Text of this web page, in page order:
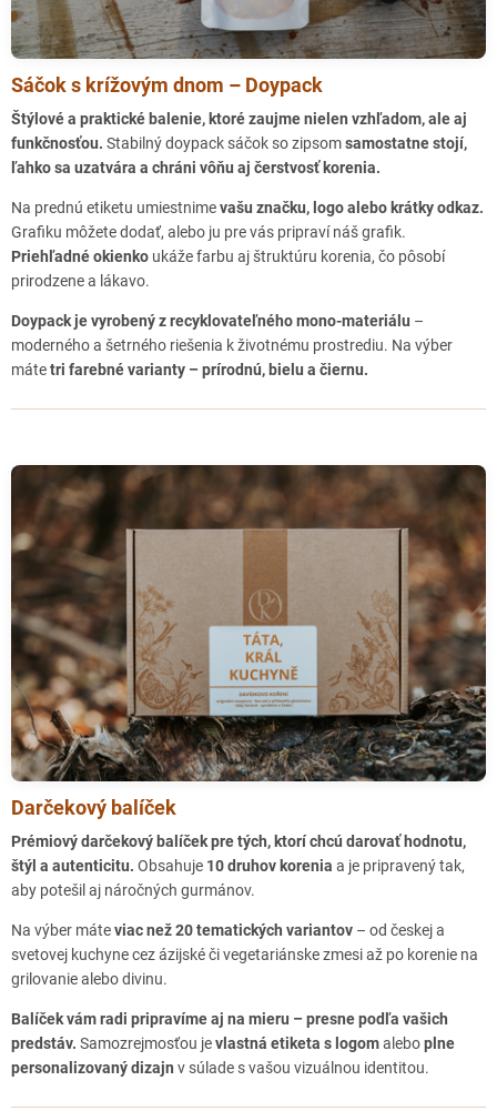
Sáčok s krížovým dnom – Doypack
Štýlové a praktické balenie, ktoré zaujme nielen vzhľadom, ale aj
funkčnosťou. Stabilný doypack sáčok so zipsomsamostatne stojí,
ľahko sa uzatvára a chráni vôňu aj čerstvosť korenia.
Na prednú etiketu umiestnimevašu značku, logo alebo krátky odkaz.
Grafiku môžete dodať, alebo ju pre vás pripraví náš grafik.
Priehľadné okienko ukáže farbu aj štruktúru korenia, čo pôsobí
prirodzene a lákavo.
Doypack je vyrobený z recyklovateľného mono-materiálu –
moderného a šetrného riešenia k životnému prostrediu. Na výber
mátetri farebné varianty – prírodnú, bielu a čiernu.
Darčekový balíček
Prémiový darčekový balíček pre tých, ktorí chcú darovať hodnotu,
štýl a autenticitu. Obsahuje 10 druhov korenia a je pripravený tak,
aby potešil aj náročných gurmánov.
Na výber máteviac než 20 tematických variantov – od českej a
svetovej kuchyne cez ázijské či vegetariánske zmesi až po korenie na
grilovanie alebo divinu.
Balíček vám radi pripravíme aj na mieru – presne podľa vašich
predstáv. Samozrejmosťou jevlastná etiketa s logomaleboplne
personalizovaný dizajn v súlade s vašou vizuálnou identitou.